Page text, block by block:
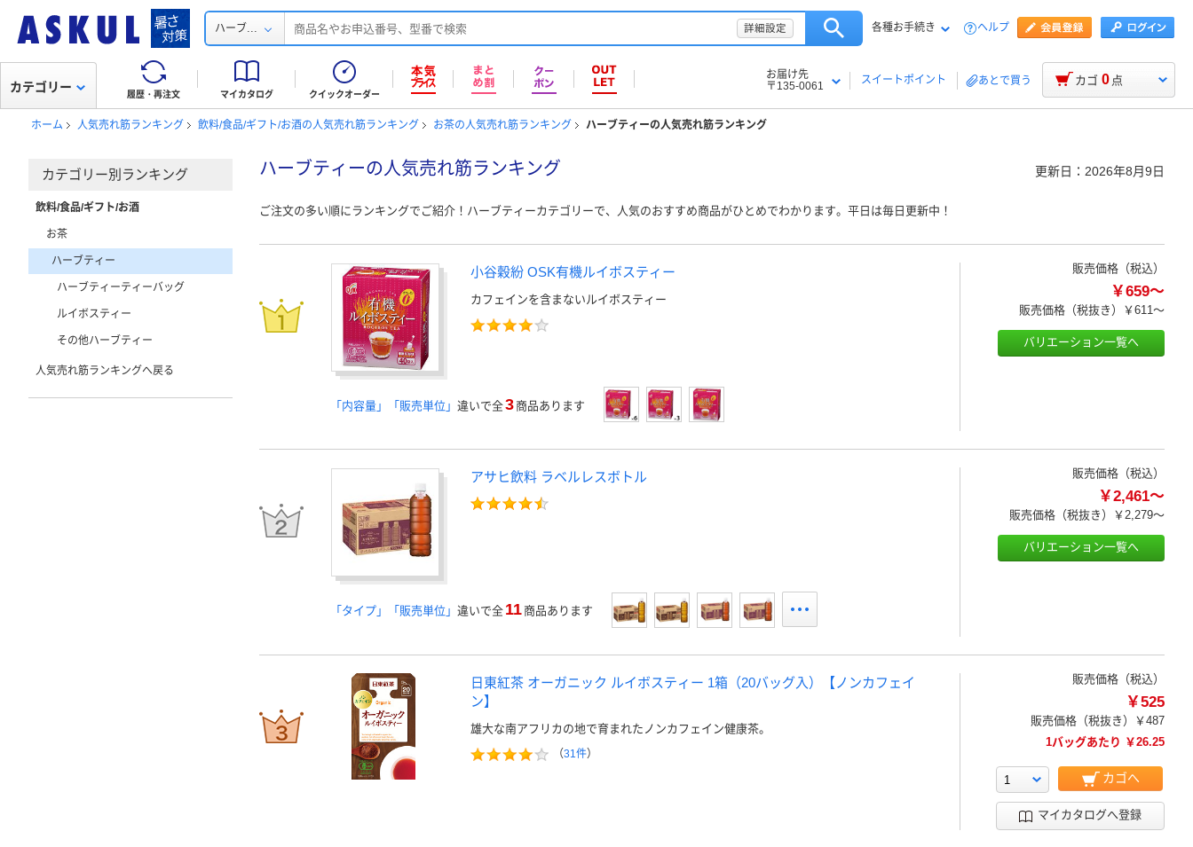
ハーブ ... 詳細設定 各種お手続き ヘルプ
履歴・再注文 マイカタログ クイックオーダー
お届け先
〒135-0061
スイートポイント あとで買う
カテゴリー カゴ 0 点
ホーム 人気売れ筋ランキング 飲料/食品/ギフト/お酒の人気売れ筋ランキング お茶の人気売れ筋ランキング ハーブティーの人気売れ筋ランキング
ハーブティーの人気売れ筋ランキング 更新日： 2026年8月9日
ご注文の多い順にランキングでご紹介！ハーブティーカテゴリーで、人気のおすすめ商品がひとめでわかります。平日は毎日更新中！
小谷穀紛 OSK有機ルイボスティー
カフェインを含まないルイボスティー
「内容量」「販売単位」 違いで全3 商品あります
販売価格（税込）
￥659～
販売価格（税抜き） ￥611～
バリエーション一覧へ
アサヒ飲料 ラベルレスボトル
「タイプ」「販売単位」 違いで全 11 商品あります
販売価格（税込）
￥2,461～
販売価格（税抜き） ￥2,279～
バリエーション一覧へ
日東紅茶 オーガニック ルイボスティー 1箱（20バッグ入）【ノンカフェイ
ン】
雄大な南アフリカの地で育まれたノンカフェイン健康茶。
（31件）
販売価格（税込）
￥525
販売価格（税抜き）
￥487
1バッグあたり ￥26.25
カゴへ
マイカタログへ登録
カテゴリー別ランキング
飲料/食品/ギフト/お酒
お茶
ハーブティー
ハーブティーティーバッグ
ルイボスティー
その他ハーブティー
人気売れ筋ランキングへ戻る